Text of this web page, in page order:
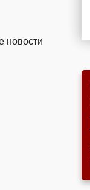
новости